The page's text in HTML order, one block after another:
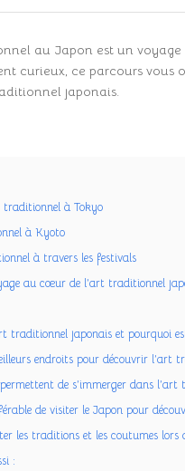
au Japon est un
curieux, ce parcours
japonais.
traditionnel à Tokyo
à Kyoto
à travers les festivals
au cœur de l’art traditionnel
traditionnel japonais et pourquoi
endroits pour découvrir l’art
de s’immerger dans
de visiter le Japon pour
les traditions et les coutumes
: